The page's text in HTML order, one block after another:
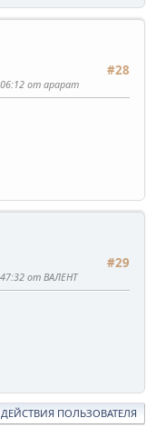
#28
от арарат
#29
от ВАЛЕНТ
ДЕЙСТВИЯ ПОЛЬЗОВАТЕЛЯ